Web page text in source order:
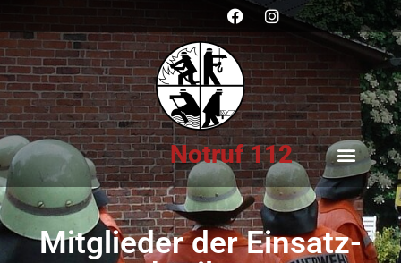
Notruf 112
Mitglieder der Einsatz­